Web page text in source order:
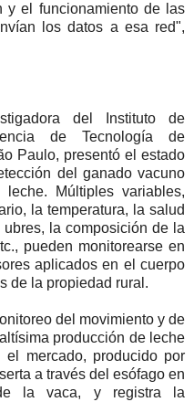
y el funcionamiento de las
los datos a esa red",
del Instituto de
de Tecnología de
Paulo, presentó el estado
del ganado vacuno
Múltiples variables,
la temperatura, la salud
la composición de la
pueden monitorearse en
aplicados en el cuerpo
de la propiedad rural.
del movimiento y de
producción de leche
mercado, producido por
a través del esófago en
la vaca, y registra la